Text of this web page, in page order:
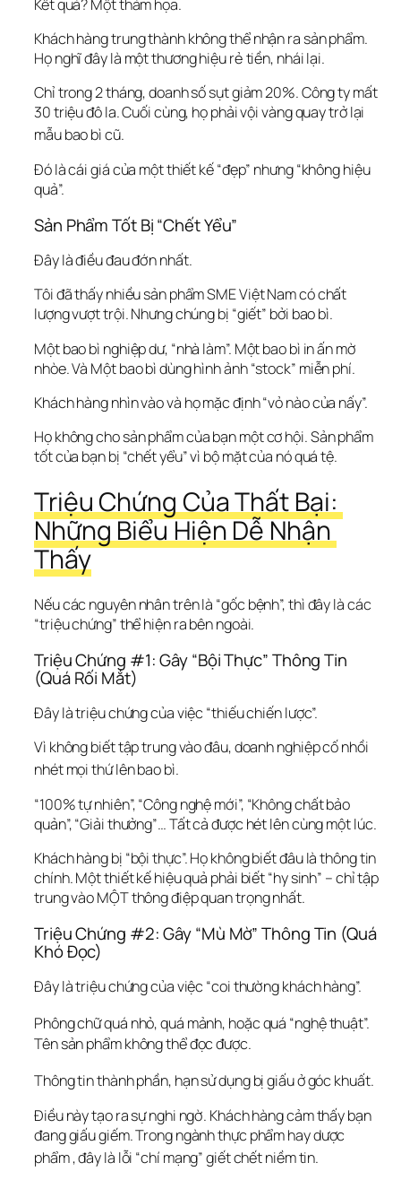
Kết quả? Một thảm họa.
Khách hàng trung thành không thể nhận ra sản phẩm.
Họ nghĩ đây là một thương hiệu rẻ tiền, nhái lại.
Chỉ trong 2 tháng, doanh số sụt giảm 20%. Công ty mất
30 triệu đô la. Cuối cùng, họ phải vội vàng quay trở lại
mẫu bao bì cũ.
Đó là cái giá của một thiết kế “đẹp” nhưng “không hiệu
quả”.
Sản Phẩm Tốt Bị “Chết Yểu”
Đây là điều đau đớn nhất.
Tôi đã thấy nhiều sản phẩm SME Việt Nam có chất
lượng vượt trội. Nhưng chúng bị “giết” bởi bao bì.
Một bao bì nghiệp dư, “nhà làm”. Một bao bì in ấn mờ
nhòe. Và Một bao bì dùng hình ảnh “stock” miễn phí.
Khách hàng nhìn vào và họ mặc định “vỏ nào của nấy”.
Họ không cho sản phẩm của bạn một cơ hội. Sản phẩm
tốt của bạn bị “chết yểu” vì bộ mặt của nó quá tệ.
Triệu Chứng Của Thất Bại:
Những Biểu Hiện Dễ Nhận
Thấy
Nếu các nguyên nhân trên là “gốc bệnh”, thì đây là các
“triệu chứng” thể hiện ra bên ngoài.
Triệu Chứng #1: Gây “Bội Thực” Thông Tin
(Quá Rối Mắt)
Đây là triệu chứng của việc “thiếu chiến lược”.
Vì không biết tập trung vào đâu, doanh nghiệp cố nhồi
nhét mọi thứ lên bao bì.
“100% tự nhiên”, “Công nghệ mới”, “Không chất bảo
quản”, “Giải thưởng”… Tất cả được hét lên cùng một lúc.
Khách hàng bị “bội thực”. Họ không biết đâu là thông tin
chính. Một thiết kế hiệu quả phải biết “hy sinh” – chỉ tập
trung vào MỘT thông điệp quan trọng nhất.
Triệu Chứng #2: Gây “Mù Mờ” Thông Tin (Quá
Khó Đọc)
Đây là triệu chứng của việc “coi thường khách hàng”.
Phông chữ quá nhỏ, quá mảnh, hoặc quá “nghệ thuật”.
Tên sản phẩm không thể đọc được.
Thông tin thành phần, hạn sử dụng bị giấu ở góc khuất.
Điều này tạo ra sự nghi ngờ. Khách hàng cảm thấy bạn
đang giấu giếm. Trong ngành thực phẩm hay dược
phẩm , đây là lỗi “chí mạng” giết chết niềm tin.